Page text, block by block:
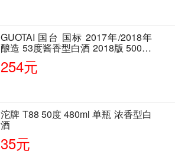
GUOTAI 国台 国标 2017年/2018年
酿造 53度酱香型白酒 2018版 500ml
单瓶装
254元
沱牌 T88 50度 480ml 单瓶 浓香型白
酒
35元